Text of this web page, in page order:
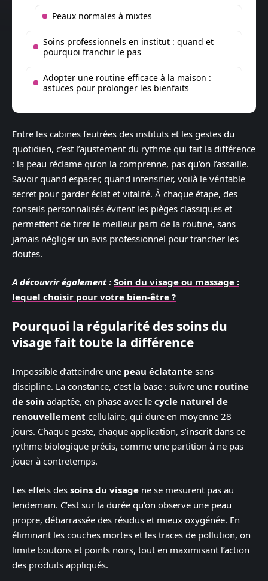
Peaux normales à mixtes
Soins professionnels en institut : quand et
pourquoi franchir le pas
Adopter une routine efficace à la maison :
astuces pour prolonger les bienfaits
Entre les cabines feutrées des instituts et les gestes du
quotidien, c’est l’ajustement du rythme qui fait la différence
: la peau réclame qu’on la comprenne, pas qu’on l’assaille.
Savoir quand espacer, quand intensifier, voilà le véritable
secret pour garder éclat et vitalité. À chaque étape, des
conseils personnalisés évitent les pièges classiques et
permettent de tirer le meilleur parti de la routine, sans
jamais négliger un avis professionnel pour trancher les
doutes.
A découvrir également : Soin du visage ou massage :
lequel choisir pour votre bien-être ?
Pourquoi la régularité des soins du
visage fait toute la différence
Impossible d’atteindre une peau éclatante sans
discipline. La constance, c’est la base : suivre une routine
de soin adaptée, en phase avec le cycle naturel de
renouvellement cellulaire, qui dure en moyenne 28
jours. Chaque geste, chaque application, s’inscrit dans ce
rythme biologique précis, comme une partition à ne pas
jouer à contretemps.
Les effets des soins du visage ne se mesurent pas au
lendemain. C’est sur la durée qu’on observe une peau
propre, débarrassée des résidus et mieux oxygénée. En
éliminant les couches mortes et les traces de pollution, on
limite boutons et points noirs, tout en maximisant l’action
des produits appliqués.